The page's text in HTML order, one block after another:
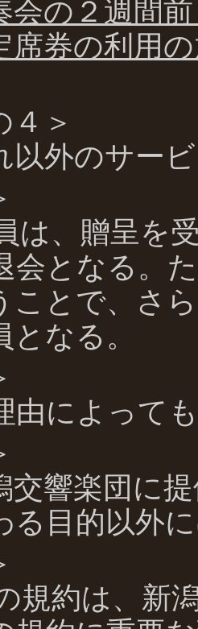
会の２週間
席券の利用
４＞
以外のサー
は、贈呈を
会となる。
ことで、さ
なる。
由によって
交響楽団に
る目的以外
規約は、新